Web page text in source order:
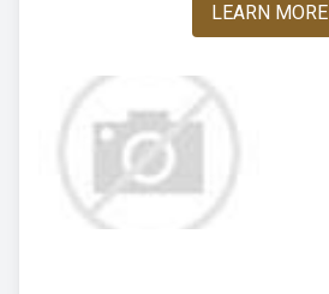
LEARN MORE